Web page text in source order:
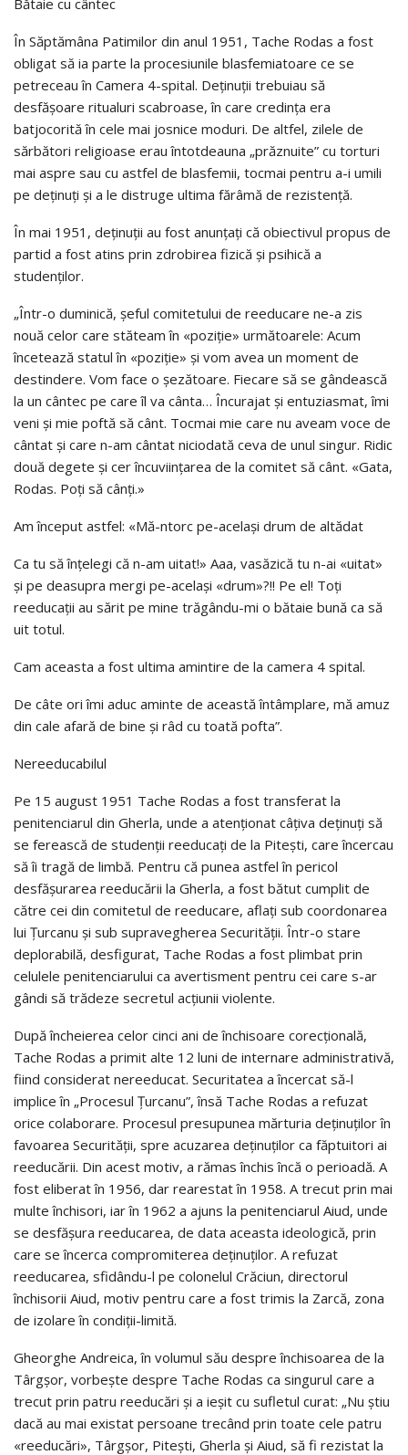
În Săptămâna Patimilor din anul 1951, Tache Rodas a fost
obligat să ia parte la procesiunile blasfemiatoare ce se
petreceau în Camera 4-spital. Deținuții trebuiau să
desfășoare ritualuri scabroase, în care credința era
batjocorită în cele mai josnice moduri. De altfel, zilele de
sărbători religioase erau întotdeauna „prăznuite” cu torturi
mai aspre sau cu astfel de blasfemii, tocmai pentru a-i umili
pe deținuți și a le distruge ultima fărâmă de rezistență.
În mai 1951, deținuții au fost anunțați că obiectivul propus de
partid a fost atins prin zdrobirea fizică și psihică a
studenților.
„Într-o duminică, șeful comitetului de reeducare ne-a zis
nouă celor care stăteam în «poziție» următoarele: Acum
încetează statul în «poziție» și vom avea un moment de
destindere. Vom face o șezătoare. Fiecare să se gândească
la un cântec pe care îl va cânta… Încurajat și entuziasmat, îmi
veni și mie poftă să cânt. Tocmai mie care nu aveam voce de
cântat și care n-am cântat niciodată ceva de unul singur. Ridic
două degete și cer încu­viințarea de la comitet să cânt. «Gata,
Rodas. Poți să cânți.»
Am început astfel: «Mă-ntorc pe-același drum de altădat
Ca tu să înțelegi că n-am uitat!» Aaa, vasăzică tu n-ai «uitat»
și pe deasupra mergi pe-același «drum»?!! Pe el! Toți
reeducații au sărit pe mine trăgându-mi o bătaie bună ca să
uit totul.
Cam aceasta a fost ultima amintire de la camera 4 spital.
De câte ori îmi aduc aminte de această întâmplare, mă amuz
din cale afară de bine şi râd cu toată pofta”.
Nereeducabilul
Pe 15 august 1951 Tache Rodas a fost transferat la
penitenciarul din Gherla, unde a atenționat câțiva deținuți să
se ferească de studenții reeducați de la Pitești, care încercau
să îi tragă de limbă. Pentru că punea astfel în pericol
desfășurarea reeducării la Gherla, a fost bătut cumplit de
către cei din comitetul de reeducare, aflați sub coordonarea
lui Țurcanu și sub supravegherea Securității. Într-o stare
deplorabilă, desfigurat, Tache Rodas a fost plimbat prin
celulele penitenciarului ca avertisment pentru cei care s-ar
gândi să trădeze secretul acțiunii violente.
După încheierea celor cinci ani de închisoare corecțională,
Tache Rodas a primit alte 12 luni de internare administrativă,
fiind considerat nereeducat. Securitatea a încercat să-l
implice în „Procesul Țurcanu”, însă Tache Rodas a refuzat
orice colaborare. Procesul presupunea mărturia deținuților în
favoarea Securității, spre acuzarea deținuților ca făptuitori ai
reeducării. Din acest motiv, a rămas închis încă o perioadă. A
fost eliberat în 1956, dar rearestat în 1958. A trecut prin mai
multe închisori, iar în 1962 a ajuns la penitenciarul Aiud, unde
se desfășura reeducarea, de data aceasta ideologică, prin
care se încerca compromiterea deținu­ților. A refuzat
reeducarea, sfidându-l pe colonelul Crăciun, directorul
închisorii Aiud, motiv pentru care a fost trimis la Zarcă, zona
de izolare în condiții-limită.
Gheorghe Andreica, în volumul său despre închisoarea de la
Târgșor, vorbește despre Tache Rodas ca singurul care a
trecut prin patru reeducări și a ieșit cu sufletul curat: „Nu știu
dacă au mai existat persoane trecând prin toate cele patru
«reeducări», Târgșor, Pitești, Gherla și Aiud, să fi rezistat la